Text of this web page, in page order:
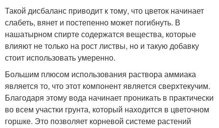
Такой дисбаланс приводит к тому, что цветок начинает
слабеть, вянет и постепенно может погибнуть. В
нашатырном спирте содержатся вещества, которые
влияют не только на рост листвы, но и такую добавку
стоит использовать умеренно.
Большим плюсом использования раствора аммиака
является то, что этот компонент является сверхтекучим.
Благодаря этому вода начинает проникать в практически
во всем участки грунта, который находится в цветочном
горшке. Это позволяет корневой системе растений